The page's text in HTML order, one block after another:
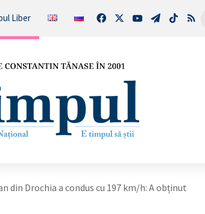
Liber FacebookYouTubeTelegram
TikTokRSS
din Drochia a condus cu 197 km/h: A obținut